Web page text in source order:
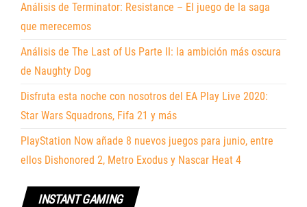
Análisis de Terminator: Resistance – El juego de la saga
que merecemos
Análisis de The Last of Us Parte II: la ambición más oscura
de Naughty Dog
Disfruta esta noche con nosotros del EA Play Live 2020:
Star Wars Squadrons, Fifa 21 y más
PlayStation Now añade 8 nuevos juegos para junio, entre
ellos Dishonored 2, Metro Exodus y Nascar Heat 4
INSTANT GAMING